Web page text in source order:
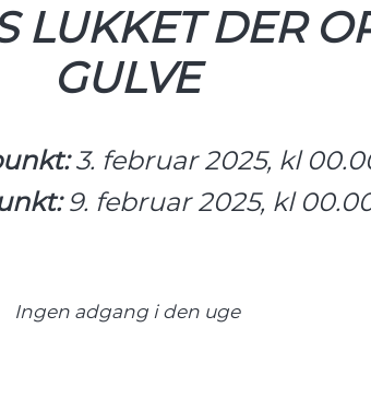
LUKKET DER
GULVE
3. februar 2025, kl
9. februar 2025, kl
Ingen adgang i den uge